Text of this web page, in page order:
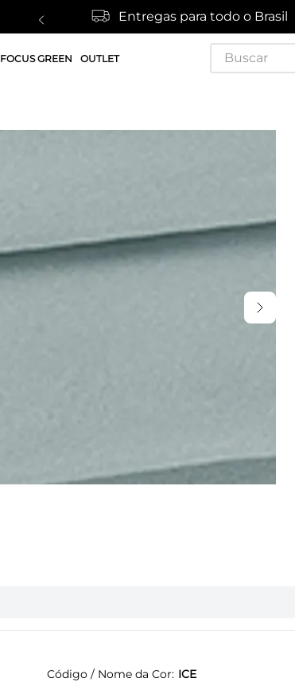
Entregas para todo o Brasil
FOCUS GREEN OUTLET
Buscar
Código / Nome da Cor ICE